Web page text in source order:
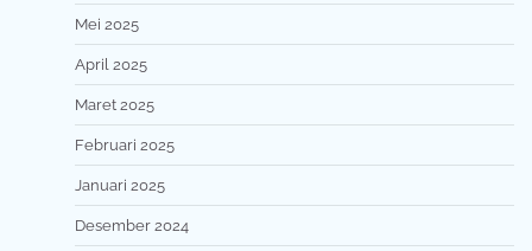
Mei 2025
April 2025
Maret 2025
Februari 2025
Januari 2025
Desember 2024